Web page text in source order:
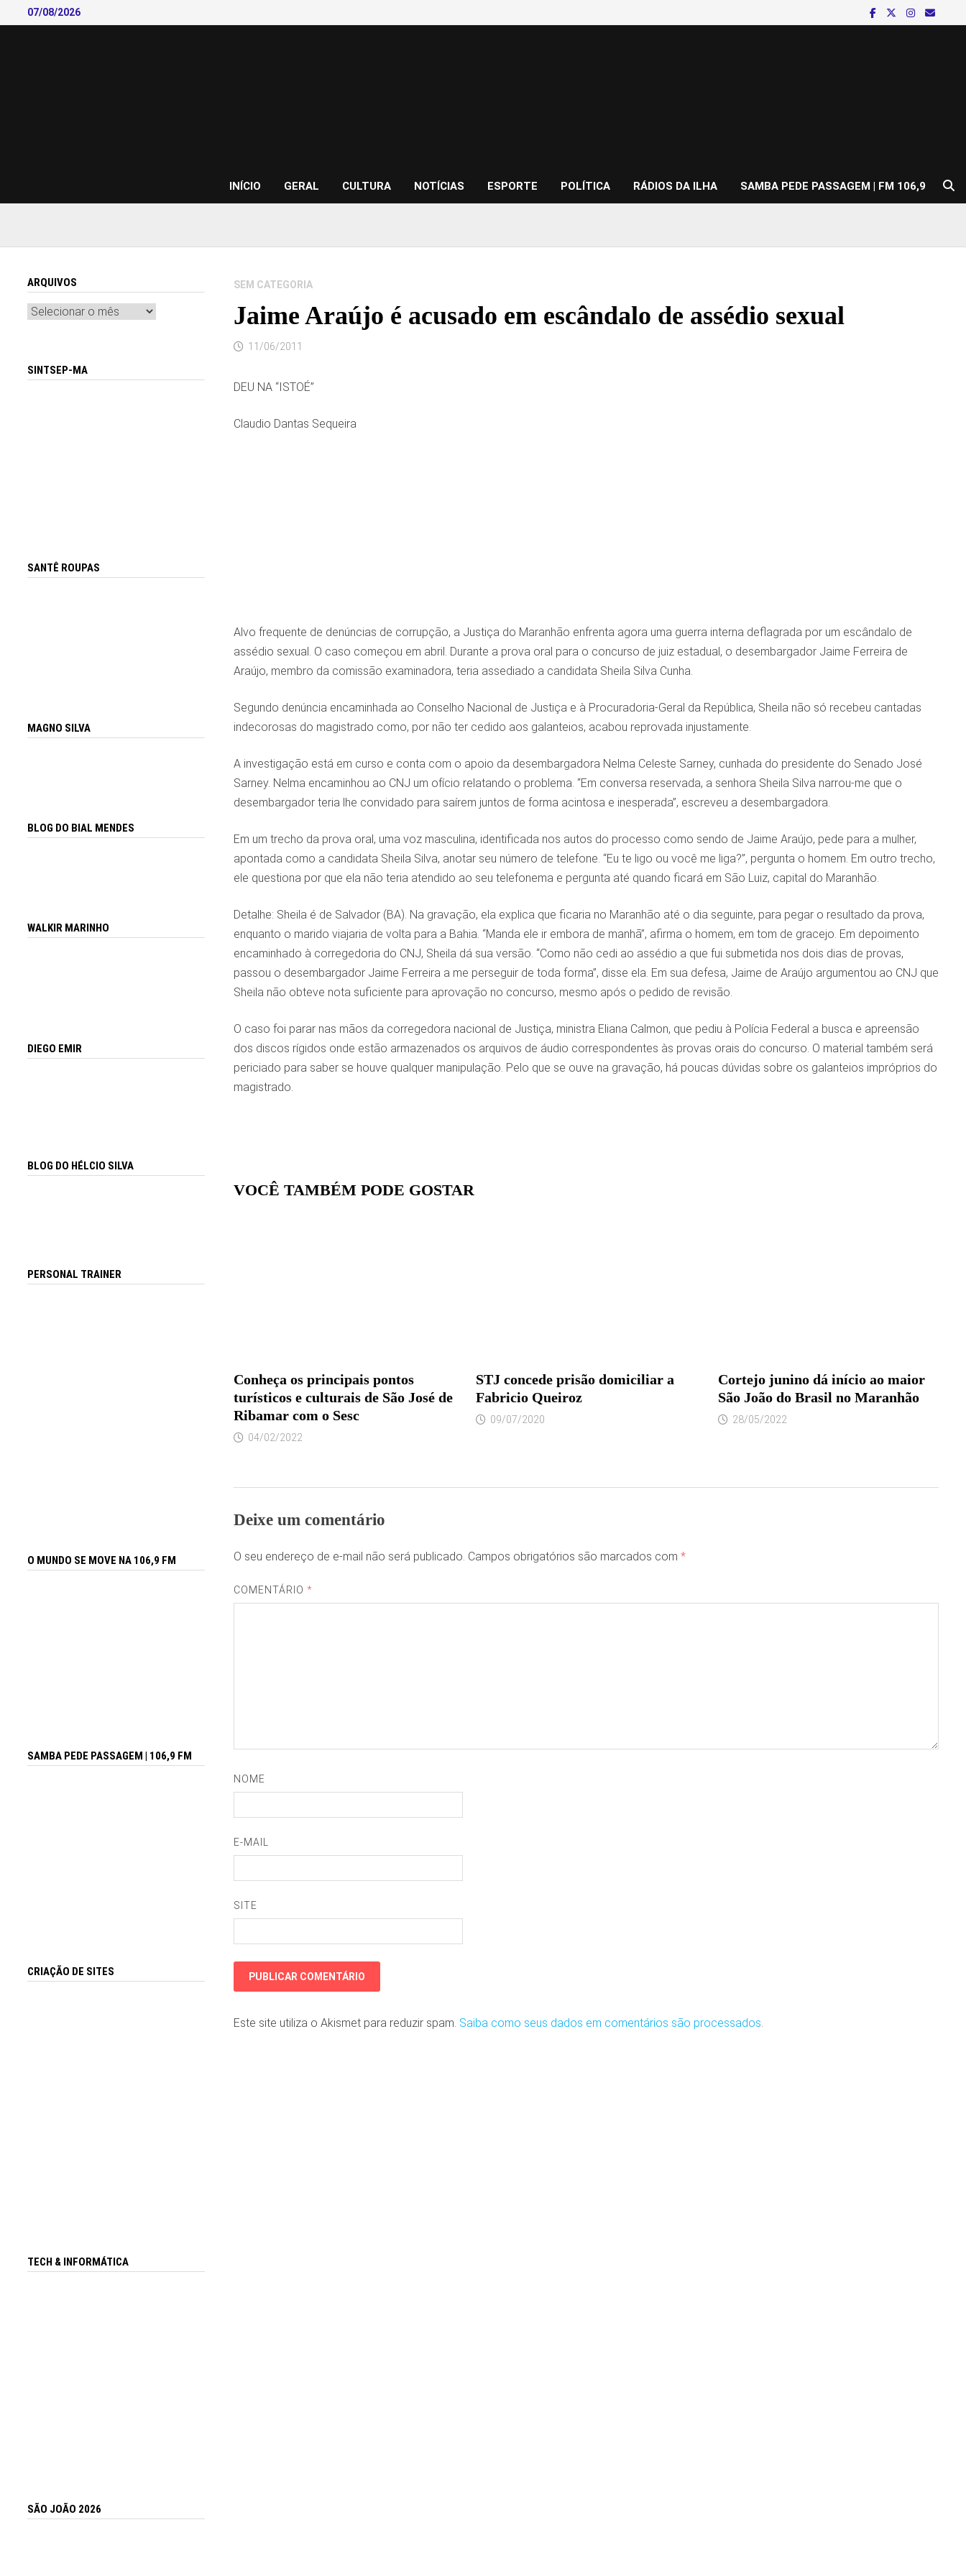
to
07/08/2026
INÍCIO GERAL CULTURA NOTÍCIAS ESPORTE POLÍTICA RÁDIOS DA ILHA SAMBA PEDE PASSAGEM | FM 106,9
SEM CATEGORIA
Jaime Araújo é acusado em escândalo de assédio sexual
11/06/2011
DEU NA “ISTOÉ”
Claudio Dantas Sequeira
Alvo frequente de denúncias de corrupção, a Justiça do Maranhão enfrenta agora uma guerra interna deflagrada por um escândalo de
assédio sexual. O caso começou em abril. Durante a prova oral para o concurso de juiz estadual, o desembargador Jaime Ferreira de
Araújo, membro da comissão examinadora, teria assediado a candidata Sheila Silva Cunha.
Segundo denúncia encaminhada ao Conselho Nacional de Justiça e à Procuradoria-Geral da República, Sheila não só recebeu cantadas
indecorosas do magistrado como, por não ter cedido aos galanteios, acabou reprovada injustamente.
A investigação está em curso e conta com o apoio da desembargadora Nelma Celeste Sarney, cunhada do presidente do Senado José
Sarney. Nelma encaminhou ao CNJ um ofício relatando o problema. “Em conversa reservada, a senhora Sheila Silva narrou-me que o
desembargador teria lhe convidado para saírem juntos de forma acintosa e inesperada”, escreveu a desembargadora.
Em um trecho da prova oral, uma voz masculina, identificada nos autos do processo como sendo de Jaime Araújo, pede para a mulher,
apontada como a candidata Sheila Silva, anotar seu número de telefone. “Eu te ligo ou você me liga?”, pergunta o homem. Em outro trecho,
ele questiona por que ela não teria atendido ao seu telefonema e pergunta até quando ficará em São Luiz, capital do Maranhão.
Detalhe: Sheila é de Salvador (BA). Na gravação, ela explica que ficaria no Maranhão até o dia seguinte, para pegar o resultado da prova,
enquanto o marido viajaria de volta para a Bahia. “Manda ele ir embora de manhã”, afirma o homem, em tom de gracejo. Em depoimento
encaminhado à corregedoria do CNJ, Sheila dá sua versão. “Como não cedi ao assédio a que fui submetida nos dois dias de provas,
passou o desembargador Jaime Ferreira a me perseguir de toda forma”, disse ela. Em sua defesa, Jaime de Araújo argumentou ao CNJ que
Sheila não obteve nota suficiente para aprovação no concurso, mesmo após o pedido de revisão.
O caso foi parar nas mãos da corregedora nacional de Justiça, ministra Eliana Calmon, que pediu à Polícia Federal a busca e apreensão
dos discos rígidos onde estão armazenados os arquivos de áudio correspondentes às provas orais do concurso. O material também será
periciado para saber se houve qualquer manipulação. Pelo que se ouve na gravação, há poucas dúvidas sobre os galanteios impróprios do
magistrado.
VOCÊ TAMBÉM PODE GOSTAR
Conheça os principais pontos
turísticos e culturais de São José de
Ribamar com o Sesc
04/02/2022
STJ concede prisão domiciliar a
Fabricio Queiroz
09/07/2020
Cortejo junino dá início ao maior
São João do Brasil no Maranhão
28/05/2022
Deixe um comentário
O seu endereço de e-mail não será publicado. Campos obrigatórios são marcados com *
COMENTÁRIO*
NOME
E-MAIL
SITE
Este site utiliza o Akismet para reduzir spam. Saiba como seus dados em comentários são processados.
ARQUIVOS
Arquivos
SINTSEP-MA
SANTÊ ROUPAS
MAGNO SILVA
BLOG DO BIAL MENDES
WALKIR MARINHO
DIEGO EMIR
BLOG DO HÉLCIO SILVA
PERSONAL TRAINER
O MUNDO SE MOVE NA 106,9 FM
SAMBA PEDE PASSAGEM | 106,9 FM
CRIAÇÃO DE SITES
TECH & INFORMÁTICA
SÃO JOÃO 2026